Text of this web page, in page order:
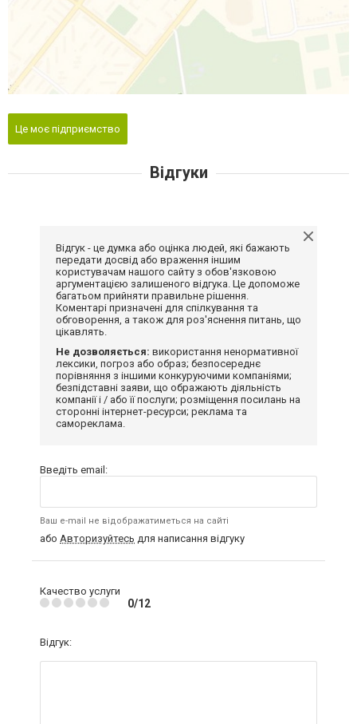
Це моє підприємство
Відгуки
Відгук - це думка або оцінка людей, які бажають
передати досвід або враження іншим
користувачам нашого сайту з обов'язковою
аргументацією залишеного відгука. Це допоможе
багатьом прийняти правильне рішення.
Коментарі призначені для спілкування та
обговорення, а також для роз'яснення питань, що
цікавлять.
Не дозволяється: використання ненормативної
лексики, погроз або образ; безпосереднє
порівняння з іншими конкуруючими компаніями;
безпідставні заяви, що ображають діяльність
компанії і / або її послуги; розміщення посилань на
сторонні інтернет-ресурси; реклама та
самореклама.
Введіть email:
Ваш e-mail не відображатиметься на сайті
або Авторизуйтесь для написання відгуку
Качество услуги
0/12
Відгук: